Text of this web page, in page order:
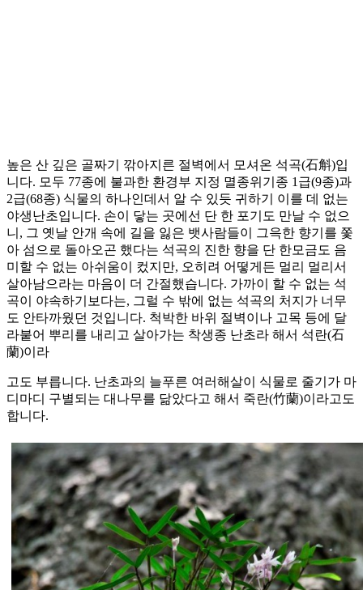
높은 산 깊은 골짜기 깎아지른 절벽에서 모셔온 석곡(石斛)입
니다. 모두 77종에 불과한 환경부 지정 멸종위기종 1급(9종)과
2급(68종) 식물의 하나인데서 알 수 있듯 귀하기 이를 데 없는
야생난초입니다. 손이 닿는 곳에선 단 한 포기도 만날 수 없으
니, 그 옛날 안개 속에 길을 잃은 뱃사람들이 그윽한 향기를 쫓
아 섬으로 돌아오곤 했다는 석곡의 진한 향을 단 한모금도 음
미할 수 없는 아쉬움이 컸지만, 오히려 어떻게든 멀리 멀리서
살아남으라는 마음이 더 간절했습니다. 가까이 할 수 없는 석
곡이 야속하기보다는, 그럴 수 밖에 없는 석곡의 처지가 너무
도 안타까웠던 것입니다. 척박한 바위 절벽이나 고목 등에 달
라붙어 뿌리를 내리고 살아가는 착생종 난초라 해서 석란(石
蘭)이라
고도 부릅니다. 난초과의 늘푸른 여러해살이 식물로 줄기가 마
디마디 구별되는 대나무를 닮았다고 해서 죽란(竹蘭)이라고도
합니다.